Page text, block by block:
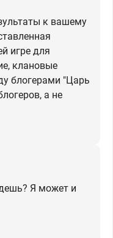
к вашему
игре для
клановые
блогерами "Царь
а не
Я может и